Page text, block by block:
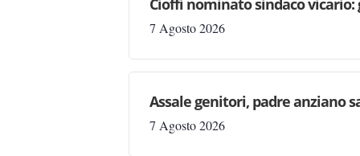
Cioffi nominato sindaco
7 Agosto 2026
Assale genitori, padre anziano
7 Agosto 2026